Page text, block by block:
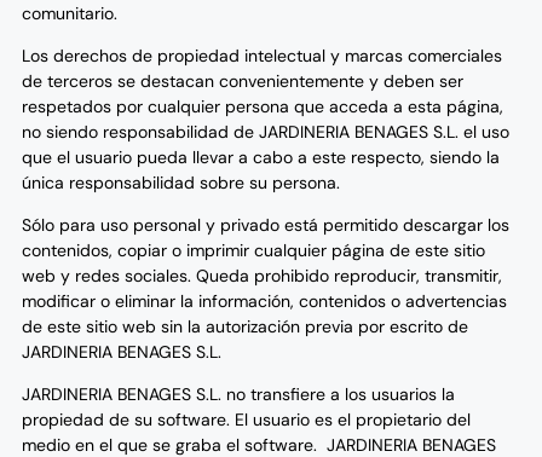
comunitario.
Los derechos de propiedad intelectual y marcas comerciales
de terceros se destacan convenientemente y deben ser
respetados por cualquier persona que acceda a esta página,
no siendo responsabilidad de JARDINERIA BENAGES S.L. el uso
que el usuario pueda llevar a cabo a este respecto, siendo la
única responsabilidad sobre su persona.
Sólo para uso personal y privado está permitido descargar los
contenidos, copiar o imprimir cualquier página de este sitio
web y redes sociales. Queda prohibido reproducir, transmitir,
modificar o eliminar la información, contenidos o advertencias
de este sitio web sin la autorización previa por escrito de
JARDINERIA BENAGES S.L.
JARDINERIA BENAGES S.L. no transfiere a los usuarios la
propiedad de su software. El usuario es el propietario del
medio en el que se graba el software. JARDINERIA BENAGES